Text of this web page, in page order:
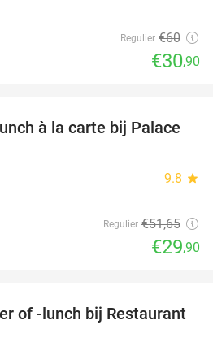
Regulier €60
€30,90
42%
à la carte bij Palace
9.8 star
Regulier €51,65
€29,90
50%
of -lunch bij Restaurant